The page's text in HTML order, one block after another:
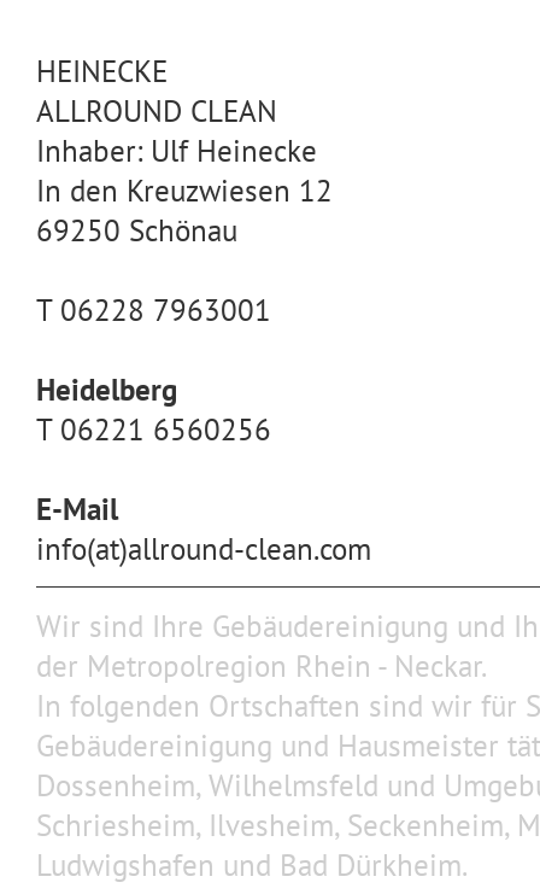
HEINECKE
ALLROUND CLEAN
Inhaber: Ulf Heinecke
In den Kreuzwiesen 12
69250 Schönau
T 06228 7963001
Heidelberg
T 06221 6560256
E-Mail
info(at)allround-clean.com
Wir sind Ihre Gebäudereinigung und
der Metropolregion Rhein - Neckar.
In folgenden Ortschaften sind wir für
Gebäudereinigung und Hausmeister
Dossenheim, Wilhelmsfeld und
Schriesheim, Ilvesheim, Seckenheim,
Ludwigshafen und Bad Dürkheim.